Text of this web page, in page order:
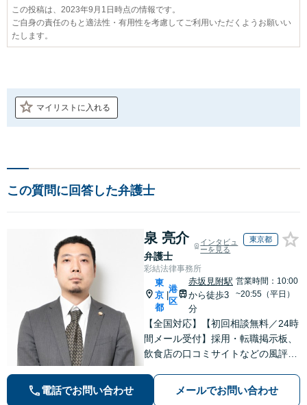
この投稿は、2023年9月1日時点の情報です。
ご自身の責任のもと適法性・有用性を考慮してご利用いただくようお願いい
たします。
マイリストに入れる
この質問に回答した弁護士
泉 亮介
弁護士
インタビュ
ーを見る
東京都
彩結法律事務所
東
京
都
港
区
赤坂見附駅
から徒歩3
分
営業時間：10:00
~20:55（平日）
【全国対応】【初回相談無料／24時
間メール受付】採用・転職掲示板、
飲食店の口コミサイトなどの風評被
の種類を問わず相談可。可能な限り
早期対応で駆けつけサポート【労
電話でお問い合わせ メールでお問い合わせ